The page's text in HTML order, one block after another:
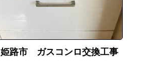
姫路市 ガスコンロ交換工事